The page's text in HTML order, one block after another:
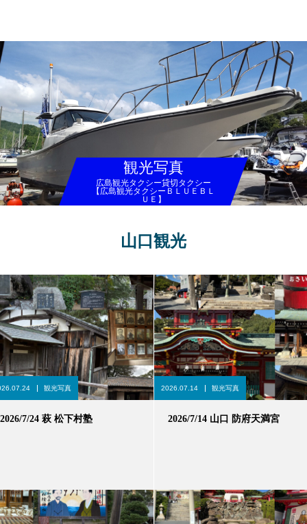
観光写真
広島観光タクシー貸切タクシー
【広島観光タクシーＢＬＵＥＢＬ
ＵＥ】
山口観光
観光写真
2026/7/24 萩 松下村塾
2026.07.14 観光写真
2026/7/14 山口 防府天満宮